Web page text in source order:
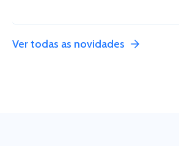
Ver todas as novidades